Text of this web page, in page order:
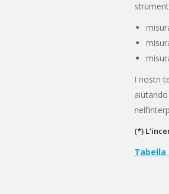
I nostri
(*)